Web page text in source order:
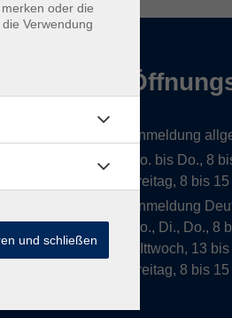
Anmeldung
Mo. bis Do., 8
Freitag, 8 bis
Anmeldung
Mo., Di., Do., 8
MIttwoch, 13
Freitag, 8 bis
oder die
Verwendung
und schließen